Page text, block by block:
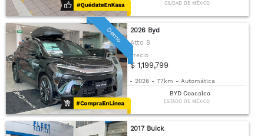
CIUDAD DE MÉXICO
Demo
2026 Byd
Atto 8
Precio
$ 1,199,799
- 2026 - 77km - Automática
BYD Coacalco
ESTADO DE MÉXICO
2017 Buick